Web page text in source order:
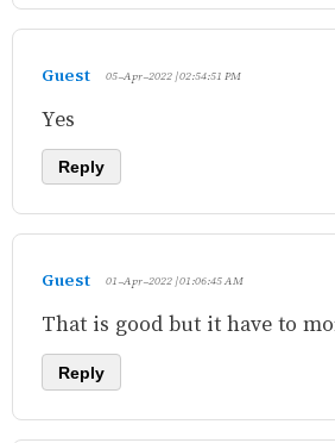
Guest 05-Apr-2022 | 02:54:51 PM
Yes
Reply
Guest 01-Apr-2022 | 01:06:45 AM
That is good but it have to
Reply